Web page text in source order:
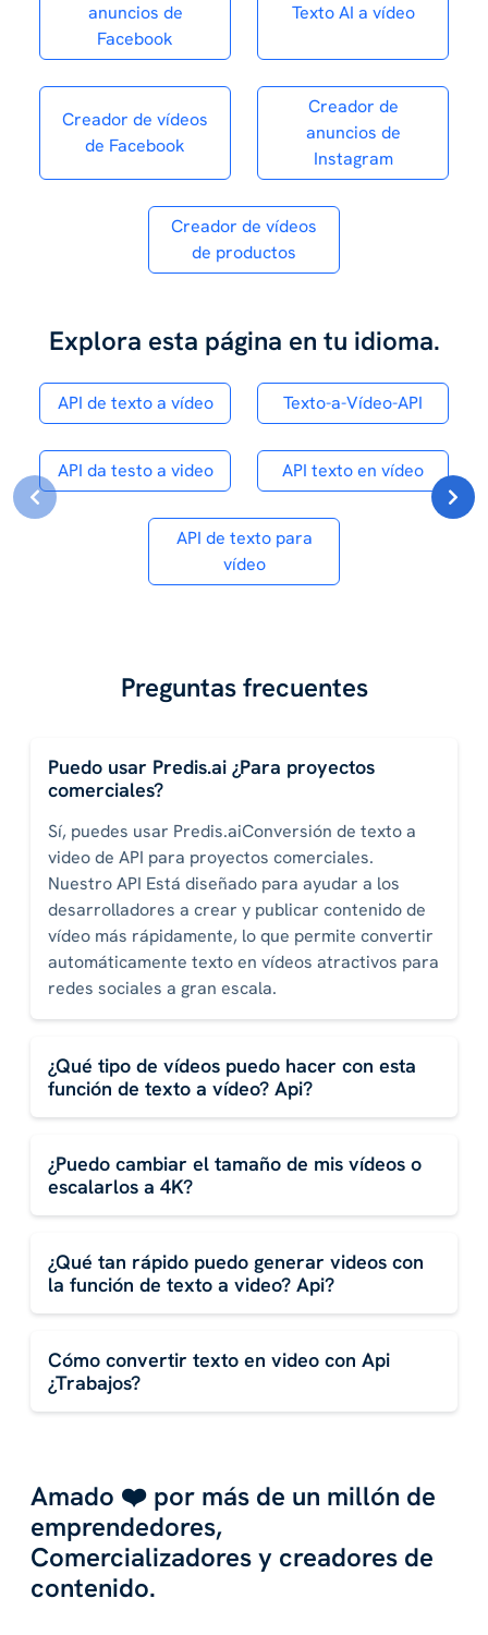
anuncios de
Facebook
Texto AI a vídeo
Creador de vídeos
de Facebook
Creador de
anuncios de
Instagram
Creador de vídeos
de productos
Explora esta página en tu idioma.
API de texto a vídeo Texto-a-Vídeo-API
API da testo a video API texto en vídeo
API de texto para
vídeo
Preguntas frecuentes
Puedo usar Predis.ai ¿Para proyectos
comerciales?
Sí, puedes usar Predis.aiConversión de texto a
video de API para proyectos comerciales.
Nuestro API Está diseñado para ayudar a los
desarrolladores a crear y publicar contenido de
vídeo más rápidamente, lo que permite convertir
automáticamente texto en vídeos atractivos para
redes sociales a gran escala.
¿Qué tipo de vídeos puedo hacer con esta
función de texto a vídeo? Api?
¿Puedo cambiar el tamaño de mis vídeos o
escalarlos a 4K?
¿Qué tan rápido puedo generar videos con
la función de texto a video? Api?
Cómo convertir texto en video con Api
¿Trabajos?
Amado ❤️ por más de un millón de
emprendedores,
Comercializadores y creadores de
contenido.